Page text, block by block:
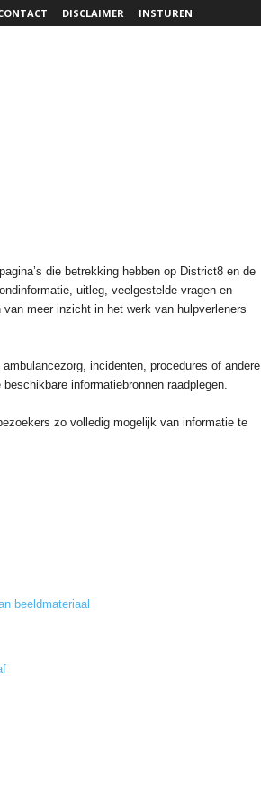
DISCLAIMER INSTUREN
die betrekking hebben op District8 en de
uitleg, veelgestelde vragen en
meer inzicht in het werk van hulpverleners
incidenten, procedures of andere
informatiebronnen raadplegen.
zo volledig mogelijk van informatie te
beeldmateriaal